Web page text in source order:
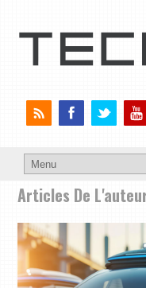
Articles De